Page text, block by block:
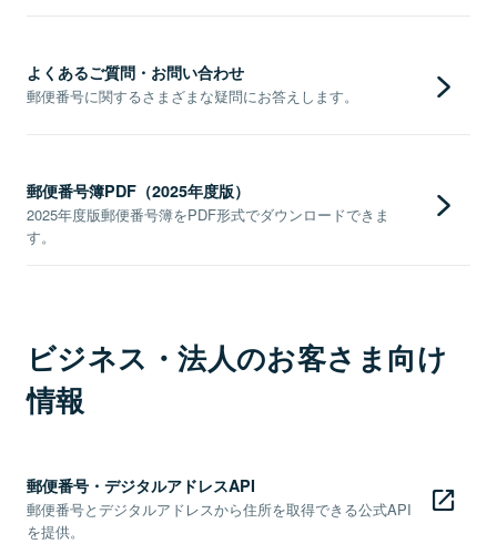
よくあるご質問・お問い合わせ
郵便番号に関するさまざまな疑問にお答えします。
郵便番号簿PDF（2025年度版）
2025年度版郵便番号簿をPDF形式でダウンロードできま
す。
ビジネス・法人のお客さま向け
情報
郵便番号・デジタルアドレスAPI
郵便番号とデジタルアドレスから住所を取得できる公式API
を提供。